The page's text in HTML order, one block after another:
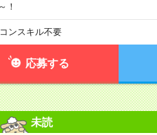
！
ンスキル不要
応募する
未読